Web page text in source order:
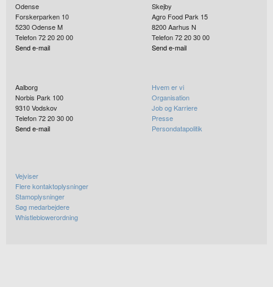
Odense
Forskerparken 10
5230Odense M
Telefon 72 20 20 00
Send e-mail
Skejby
Agro Food Park 15
8200Aarhus N
Telefon 72 20 30 00
Send e-mail
Aalborg
Norbis Park 100
9310Vodskov
Telefon 72 20 30 00
Send e-mail
Hvem er vi
Organisation
Job og Karriere
Presse
Persondatapolitik
Vejviser
Flere kontaktoplysninger
Stamoplysninger
Søg medarbejdere
Whistleblowerordning